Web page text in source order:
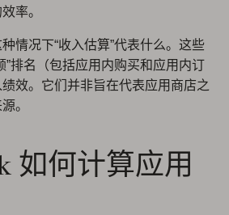
率。
情况下“收入估算”代表什么。这些
”排名（包括应用内购买和应用内订
效。它们并非旨在代表应用商店之
。
如何计算应用